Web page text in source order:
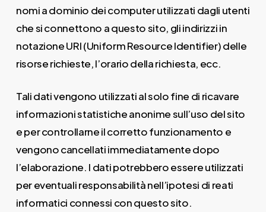
nomi a dominio dei computer utilizzati dagli utenti
che si connettono a questo sito, gli indirizzi in
notazione URI (Uniform Resource Identifier) delle
risorse richieste, l’orario della richiesta, ecc.
Tali dati vengono utilizzati al solo fine di ricavare
informazioni statistiche anonime sull’uso del sito
e per controllarne il corretto funzionamento e
vengono cancellati immediatamente dopo
l’elaborazione. I dati potrebbero essere utilizzati
per eventuali responsabilità nell’ipotesi di reati
informatici connessi con questo sito.